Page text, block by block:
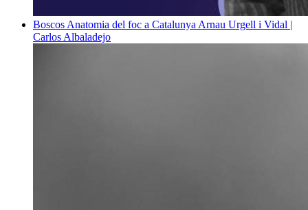
Boscos Anatomia del foc a Catalunya Arnau Urgell i Vidal |
Carlos Albaladejo